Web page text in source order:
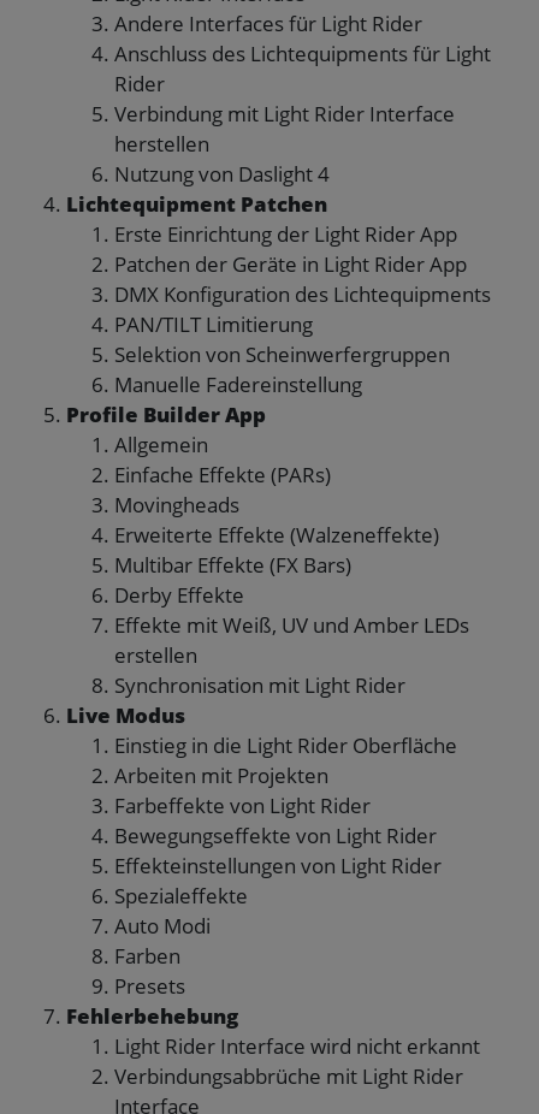
Andere Interfaces für Light Rider
Anschluss des Lichtequipments für Light
Rider
Verbindung mit Light Rider Interface
herstellen
Nutzung von Daslight 4
Lichtequipment Patchen
Erste Einrichtung der Light Rider App
Patchen der Geräte in Light Rider App
DMX Konfiguration des Lichtequipments
PAN/TILT Limitierung
Selektion von Scheinwerfergruppen
Manuelle Fadereinstellung
Profile Builder App
Allgemein
Einfache Effekte (PARs)
Movingheads
Erweiterte Effekte (Walzeneffekte)
Multibar Effekte (FX Bars)
Derby Effekte
Effekte mit Weiß, UV und Amber LEDs
erstellen
Synchronisation mit Light Rider
Live Modus
Einstieg in die Light Rider Oberfläche
Arbeiten mit Projekten
Farbeffekte von Light Rider
Bewegungseffekte von Light Rider
Effekteinstellungen von Light Rider
Spezialeffekte
Auto Modi
Farben
Presets
Fehlerbehebung
Light Rider Interface wird nicht erkannt
Verbindungsabbrüche mit Light Rider
Interface